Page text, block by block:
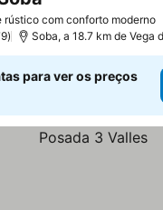
rústico com conforto moderno
Soba, a 18.7 km de Vega
para ver os preços